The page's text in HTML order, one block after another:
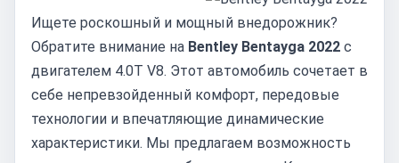
Ищете роскошный и мощный внедорожник?
Обратите внимание на Bentley Bentayga 2022 с
двигателем 4.0T V8. Этот автомобиль сочетает в
себе непревзойденный комфорт, передовые
технологии и впечатляющие динамические
характеристики. Мы предлагаем возможность